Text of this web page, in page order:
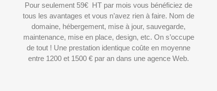
Pour seulement 59€ HT par mois vous bénéficiez de
tous les avantages et vous n’avez rien à faire. Nom de
domaine, hébergement, mise à jour, sauvegarde,
maintenance, mise en place, design, etc. On s’occupe
de tout ! Une prestation identique coûte en moyenne
entre 1200 et 1500 € par an dans une agence Web.